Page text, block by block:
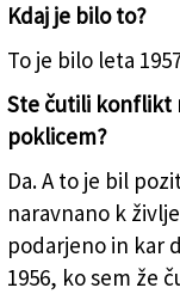
Kdaj je bilo to?
To je bilo leta
Ste čutili konflikt
poklicem?
Da. A to je bil
naravnano k
podarjeno in kar
1956, ko sem že